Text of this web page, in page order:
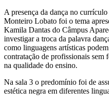
A presença da dança no
Monteiro Lobato foi o tema
Kamila Dantas do Câmpus
investigar a troca da palavra
como linguagens artísticas
contratação de profissionais sem
na qualidade do ensino.
Na sala 3 o predomínio foi de
estética negra em diferentes